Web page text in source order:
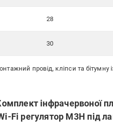
28
30
провід, кліпси та
інфрачервоної
Fi регулятор M3H під